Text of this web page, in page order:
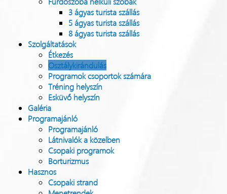
3 ágyas turista szállás
5 ágyas turista szállás
8 ágyas turista szállás
Szolgáltatások
Étkezés
Osztálykirándulás
Programok csoportok számára
Tréning helyszín
Esküvő helyszín
Galéria
Programajánló
Programajánló
Látnivalók a közelben
Csopaki programok
Borturizmus
Hasznos
Csopaki strand